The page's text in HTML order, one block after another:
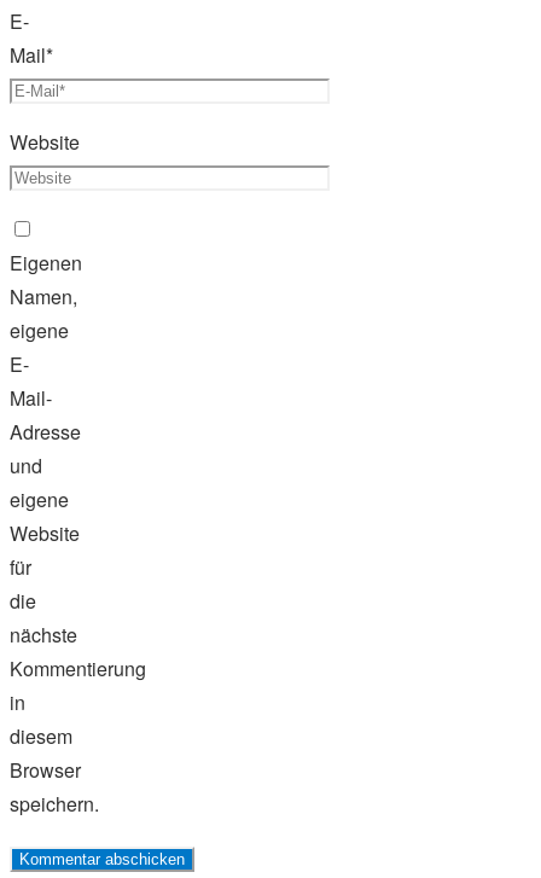
E-
Mail*
Website
Eigenen
Namen,
eigene
E-
Mail-
Adresse
und
eigene
Website
für
die
nächste
Kommentierung
in
diesem
Browser
speichern.